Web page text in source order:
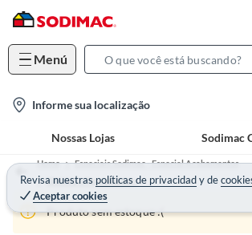
Menú
S
c
h
B
a
Informe sua localização
Nossas Lojas Sodimac
Revisa nuestras políticas de privacidadyde
Aceptar cookies
Home
Especiais Sodimac - Especial Acabamentos
Elétrica e Ferramentas
Produto sem estoque :(